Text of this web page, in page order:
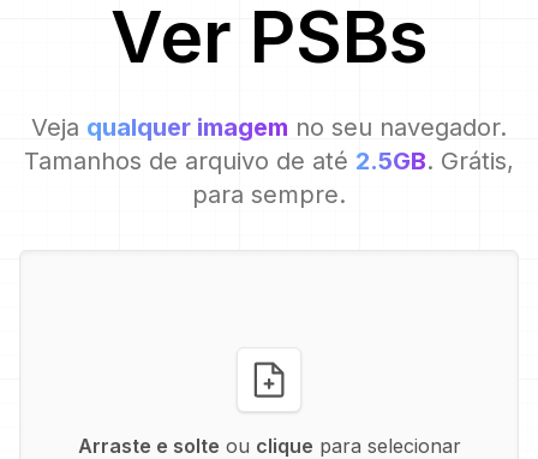
Ver PSBs
Veja qualquer imagem no seu navegador.
Tamanhos de arquivo de até 2.5GB. Grátis,
para sempre.
Arraste e solte ou clique para selecionar